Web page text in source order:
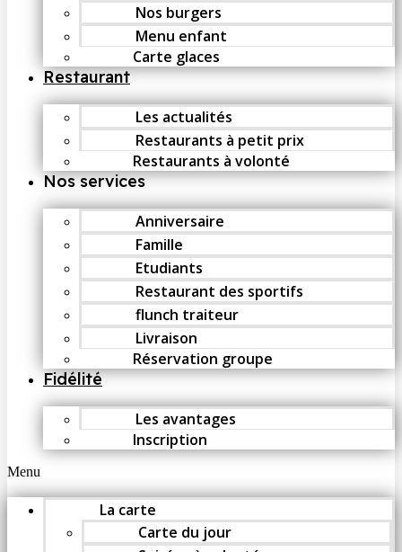
Nos burgers
Menu enfant
Carte glaces
Restaurant
Les actualités
Restaurants à petit prix
Restaurants à volonté
Nos services
Anniversaire
Famille
Etudiants
Restaurant des sportifs
flunch traiteur
Livraison
Réservation groupe
Fidélité
Les avantages
Inscription
Menu
La carte
Carte du jour